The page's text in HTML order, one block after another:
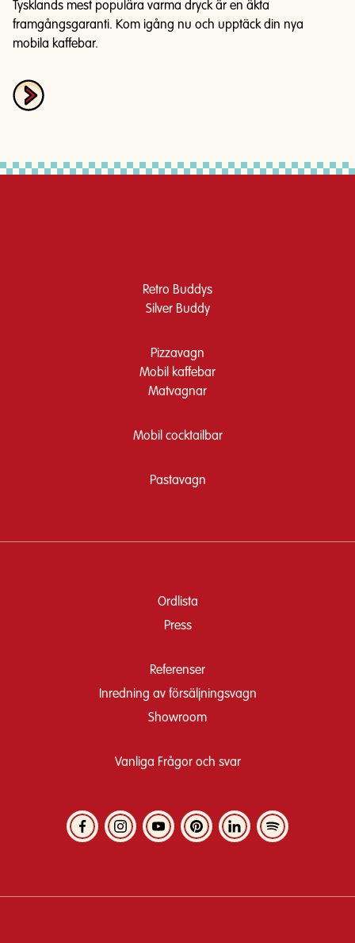
Tysklands mest populära varma dryck är en äkta
framgångsgaranti. Kom igång nu och upptäck din nya
mobila kaffebar.
Retro Buddys
Silver Buddy
Pizzavagn
Mobil kaffebar
Matvagnar
Mobil cocktailbar
Pastavagn
Ordlista
Press
Referenser
Inredning av försäljningsvagn
Showroom
Vanliga Frågor och svar